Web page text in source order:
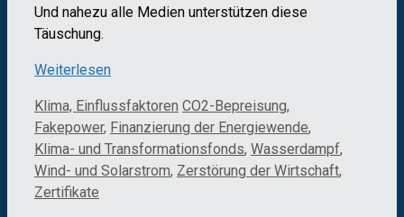
Und nahezu alle Medien unterstützen diese
Täuschung.
Weiterlesen
Kategorien
Klima, Einflussfaktoren Schlagwörter
CO2-Bepreisung,
Fakepower, Finanzierung der Energiewende,
Klima- und Transformationsfonds, Wasserdampf,
Wind- und Solarstrom, Zerstörung der Wirtschaft,
Zertifikate